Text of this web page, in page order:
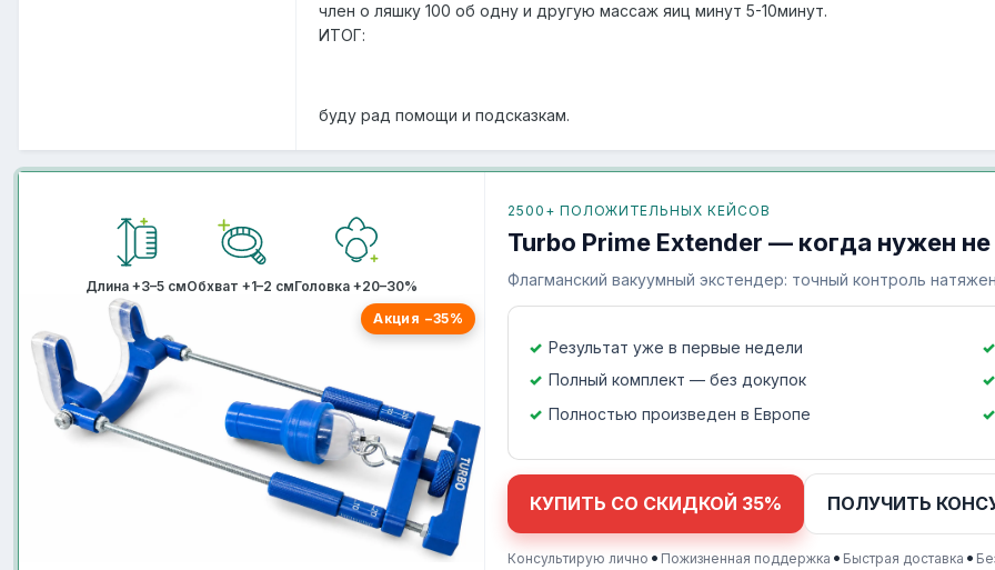
член о ляшку 100 об одну и другую массаж яиц минут 5-10минут.
ИТОГ:
буду рад помощи и подсказкам.
Длина +3–5 смОбхват +1–2 смГоловка +20–30%
Акция −35%
2500+ ПОЛОЖИТЕЛЬНЫХ КЕЙСОВ
Turbo Prime Extender — когда нужен
Флагманский вакуумный экстендер: точный контроль
Результат уже в первые недели
Полный комплект — без докупок
Полностью произведен в Европе
КУПИТЬ СО СКИДКОЙ 35% ПОЛУЧИТЬ
Консультирую лично • Пожизненная поддержка • Быстрая доставка •